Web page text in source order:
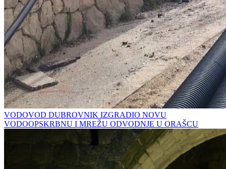
VODOVOD DUBROVNIK IZGRADIO NOVU
VODOOPSKRBNU I MREŽU ODVODNJE U ORAŠCU